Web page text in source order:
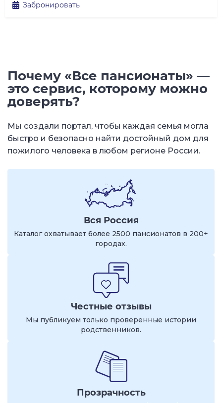
Забронировать
Почему «Все пансионаты» —
это сервис, которому можно
доверять?
Мы создали портал, чтобы каждая семья могла
быстро и безопасно найти достойный дом для
пожилого человека в любом регионе России.
Вся Россия
Каталог охватывает более 2500 пансионатов в 200+
городах.
Честные отзывы
Мы публикуем только проверенные истории
родственников.
Прозрачность